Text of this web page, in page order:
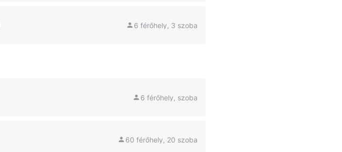
6 férőhely, 3 szoba
6 férőhely, szoba
60 férőhely, 20 szoba